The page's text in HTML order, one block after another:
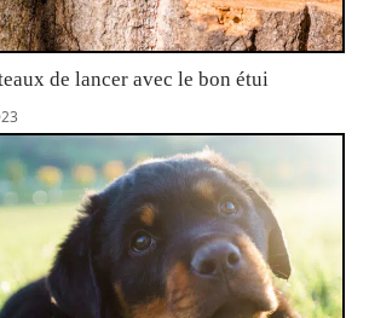
de lancer avec le bon étui